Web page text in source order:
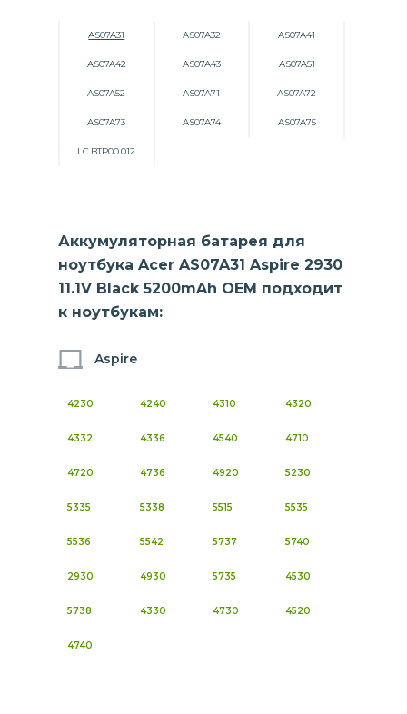
AS07A31 AS07A32 AS07A41
AS07A42 AS07A43 AS07A51
AS07A52 AS07A71 AS07A72
AS07A73 AS07A74 AS07A75
LC.BTP00.012
Аккумуляторная батарея для
ноутбука Acer AS07A31 Aspire 2930
11.1V Black 5200mAh OEM подходит
к ноутбукам:
Aspire
4230 4240 4310 4320
4332 4336 4540 4710
4720 4736 4920 5230
5335 5338 5515 5535
5536 5542 5737 5740
2930 4930 5735 4530
5738 4330 4730 4520
4740